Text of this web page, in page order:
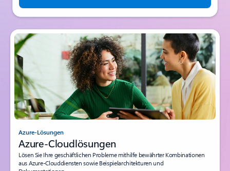
Azure-Lösungen
Azure-Cloudlösungen
Lösen Sie Ihre geschäftlichen Probleme mithilfe bewährter Kombinationen
aus Azure-Clouddiensten sowie Beispielarchitekturen und